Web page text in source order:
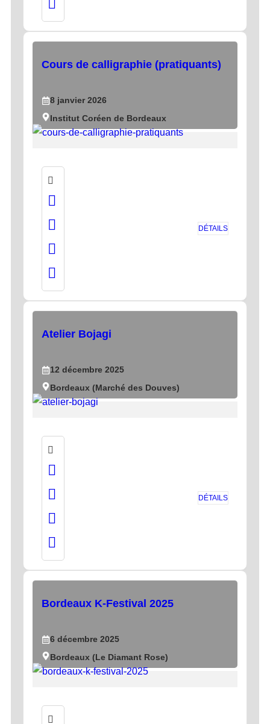
Cours de calligraphie (pratiquants)
8 janvier 2026
Institut Coréen de Bordeaux
DÉTAILS
Atelier Bojagi
12 décembre 2025
Bordeaux (Marché des Douves)
DÉTAILS
Bordeaux K-Festival 2025
6 décembre 2025
Bordeaux (Le Diamant Rose)